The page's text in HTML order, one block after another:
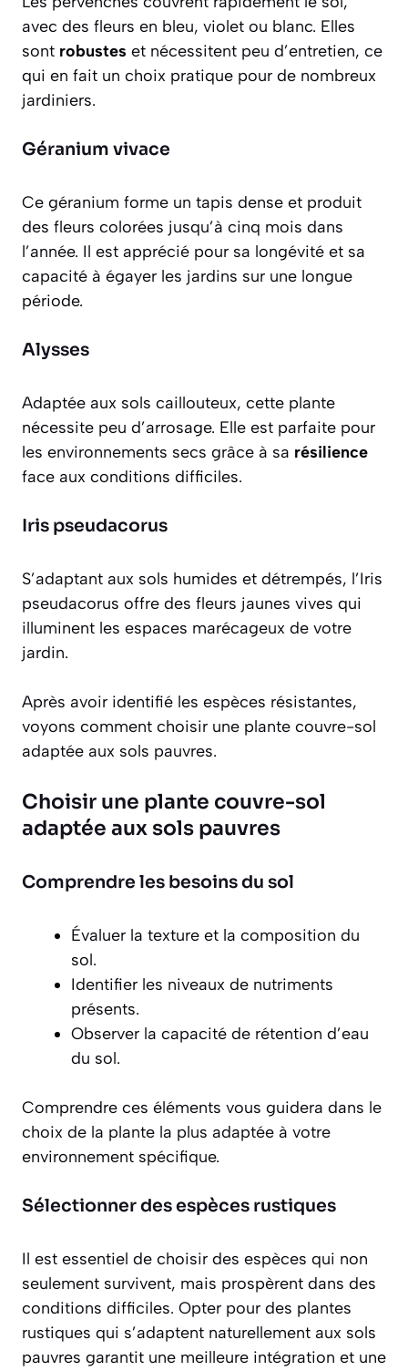
avec des fleurs en bleu, violet ou blanc. Elles
sont robustes et nécessitent peu d’entretien, ce
qui en fait un choix pratique pour de nombreux
jardiniers.
Géranium vivace
Ce géranium forme un tapis dense et produit
des fleurs colorées jusqu’à cinq mois dans
l’année. Il est apprécié pour sa longévité et sa
capacité à égayer les jardins sur une longue
période.
Alysses
Adaptée aux sols caillouteux, cette plante
nécessite peu d’arrosage. Elle est parfaite pour
les environnements secs grâce à sa résilience
face aux conditions difficiles.
Iris pseudacorus
S’adaptant aux sols humides et détrempés, l’Iris
pseudacorus offre des fleurs jaunes vives qui
illuminent les espaces marécageux de votre
jardin.
Après avoir identifié les espèces résistantes,
voyons comment choisir une plante couvre-sol
adaptée aux sols pauvres.
Choisir une plante couvre-sol
adaptée aux sols pauvres
Comprendre les besoins du sol
Évaluer la texture et la composition du
sol.
Identifier les niveaux de nutriments
présents.
Observer la capacité de rétention d’eau
du sol.
Comprendre ces éléments vous guidera dans le
choix de la plante la plus adaptée à votre
environnement spécifique.
Sélectionner des espèces rustiques
Il est essentiel de choisir des espèces qui non
seulement survivent, mais prospèrent dans des
conditions difficiles. Opter pour des plantes
rustiques qui s’adaptent naturellement aux sols
pauvres garantit une meilleure intégration et une